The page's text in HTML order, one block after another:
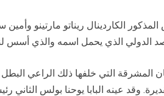
الكاردينال ريناتو مارتينو
الدولي الذي يحمل اسمه والذي أسس
وقد عينه البابا يوحنا بولس